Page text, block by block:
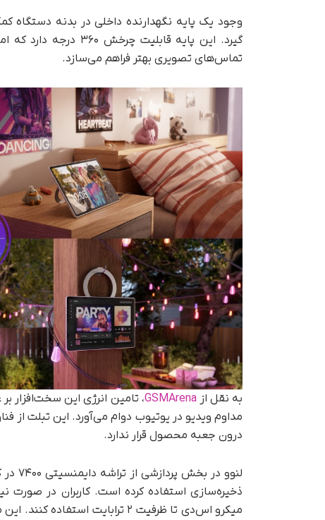
وجود یک پایه نگهدارنده داخلی در بدنه دستگاه
گیرد. این پایه
تماس‌های تصویری بهتر فراهم می‌سازد.
به نقل ازGSMArena
درون جعبه محصول قرار ندارد.
ذخیره‌سازی استفاده کرده است. کاربران در صورت